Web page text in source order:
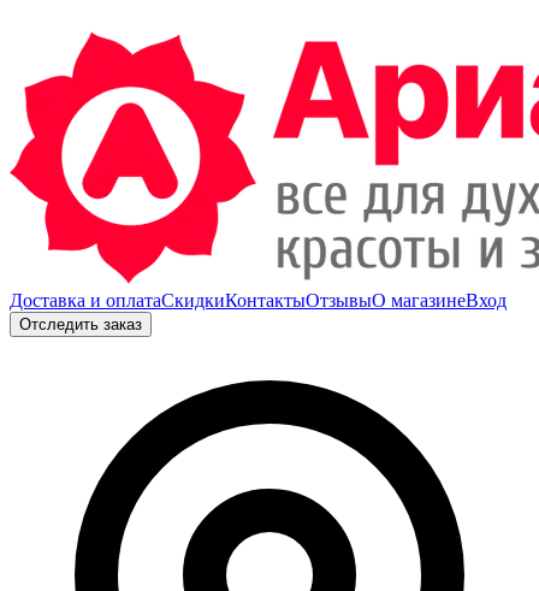
Доставка и оплатаСкидкиКонтактыОтзывыО магазинеВход
Отследить заказ